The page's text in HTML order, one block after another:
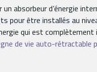
absorbeur d’énergie
pour être installés au
qui est
de vie auto-